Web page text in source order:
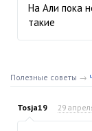
На Али пока
такие
Полезные советы →
Tosja19 29